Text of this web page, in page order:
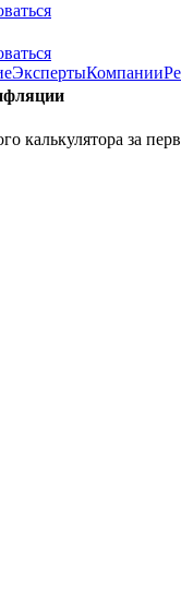
ЭкспертыКомпании
калькулятора за